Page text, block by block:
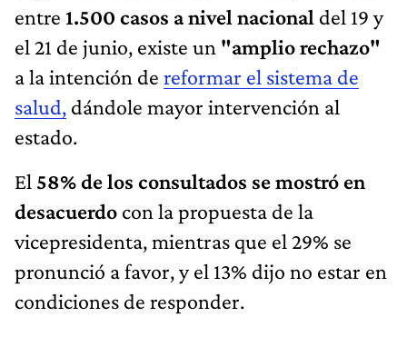
entre 1.500 casos a nivel nacional del 19 y
el 21 de junio, existe un "amplio rechazo"
a la intención de reformar el sistema de
salud, dándole mayor intervención al
estado.
El 58% de los consultados se mostró en
desacuerdo con la propuesta de la
vicepresidenta, mientras que el 29% se
pronunció a favor, y el 13% dijo no estar en
condiciones de responder.